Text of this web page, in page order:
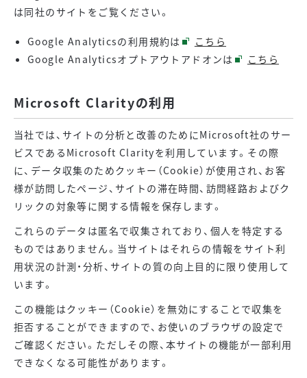
は同社のサイトをご覧ください。
Google Analyticsの利用規約は
こちら
Google Analyticsオプトアウトアドオンは
こちら
Microsoft Clarityの利用
当社では、サイトの分析と改善のためにMicrosoft社のサー
ビスであるMicrosoft Clarityを利用しています。その際
に、データ収集のためクッキー（Cookie）が使用され、お客
様が訪問したページ、サイトの滞在時間、訪問経路およびク
リックの対象等に関する情報を保存します。
これらのデータは匿名で収集されており、個人を特定する
ものではありません。当サイトはそれらの情報をサイト利
用状況の計測・分析、サイトの質の向上目的に限り使用して
います。
この機能はクッキー（Cookie）を無効にすることで収集を
拒否することができますので、お使いのブラウザの設定で
ご確認ください。ただしその際、本サイトの機能が一部利用
できなくなる可能性があります。